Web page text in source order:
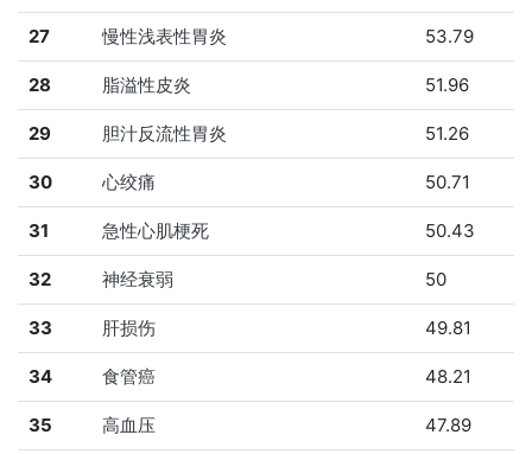
27 慢性浅表性胃炎 53.79
28 脂溢性皮炎 51.96
29 胆汁反流性胃炎 51.26
30 心绞痛 50.71
31 急性心肌梗死 50.43
32 神经衰弱 50
33 肝损伤 49.81
34 食管癌 48.21
35 高血压 47.89